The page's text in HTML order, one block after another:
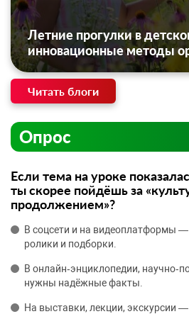
Летние прогулки в
инновационные методы
Читать блоги
Опрос
Если тема на уроке
ты скорее пойдёшь за
продолжением»?
В соцсети и на видеоплатформы
ролики и подборки.
В онлайн‑энциклопедии,
нужны надёжные факты.
На выставки, лекции, экскурсии